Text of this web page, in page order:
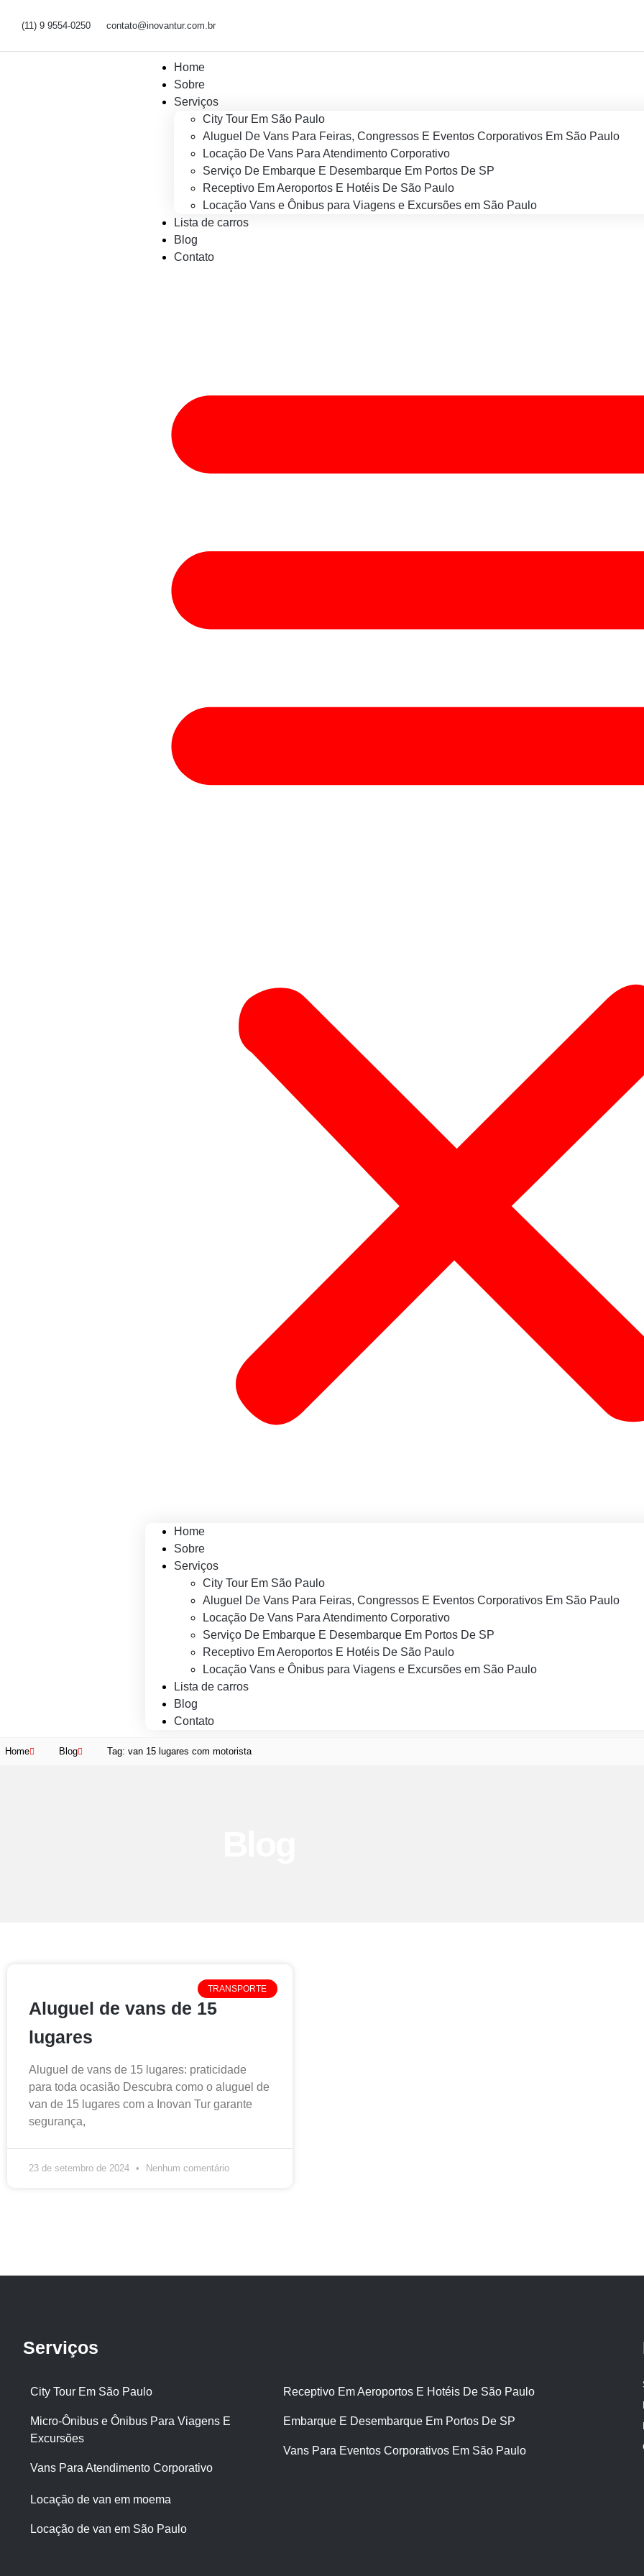
(11) 9 9554-0250 contato@inovantur.com.br
Home
Sobre
Serviços
City Tour Em São Paulo
Aluguel De Vans Para Feiras, Congressos E Eventos Corporativos Em São Paulo
Locação De Vans Para Atendimento Corporativo
Serviço De Embarque E Desembarque Em Portos De SP
Receptivo Em Aeroportos E Hotéis De São Paulo
Locação Vans e Ônibus para Viagens e Excursões em São Paulo
Lista de carros
Blog
Contato
Home
Sobre
Serviços
City Tour Em São Paulo
Aluguel De Vans Para Feiras, Congressos E Eventos Corporativos Em São Paulo
Locação De Vans Para Atendimento Corporativo
Serviço De Embarque E Desembarque Em Portos De SP
Receptivo Em Aeroportos E Hotéis De São Paulo
Locação Vans e Ônibus para Viagens e Excursões em São Paulo
Lista de carros
Blog
Contato
Home Blog Tag: van 15 lugares com motorista
TRANSPORTE
Aluguel de vans de 15
lugares
Aluguel de vans de 15 lugares: praticidade
para toda ocasião Descubra como o aluguel de
van de 15 lugares com a Inovan Tur garante
segurança,
23 de setembro de 2024 Nenhum comentário
Serviços
City Tour Em São Paulo
Micro-Ônibus e Ônibus Para Viagens E
Excursões
Vans Para Atendimento Corporativo
Receptivo Em Aeroportos E Hotéis De São Paulo
Embarque E Desembarque Em Portos De SP
Vans Para Eventos Corporativos Em São Paulo
Locação de van em moema
Locação de van em São Paulo